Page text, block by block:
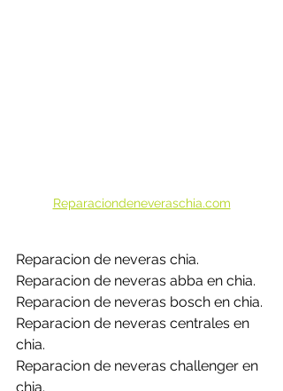
Reparaciondeneveraschia.com
Reparacion de neveras chia.
Reparacion de neveras abba en chia.
Reparacion de neveras bosch en chia.
Reparacion de neveras centrales en
chia.
Reparacion de neveras challenger en
chia.